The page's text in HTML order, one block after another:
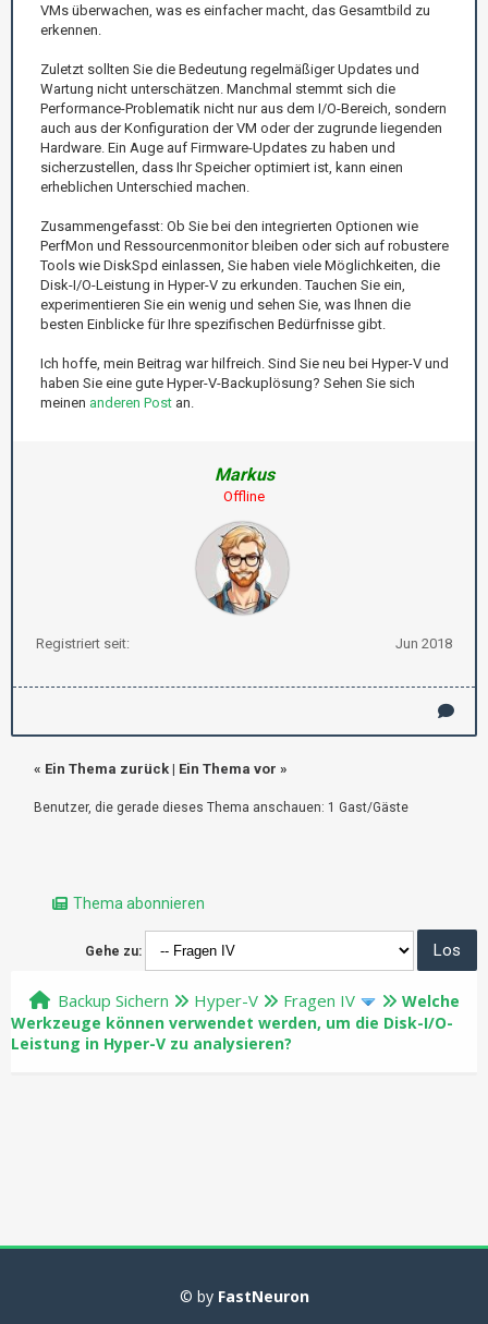
VMs überwachen, was es einfacher macht, das Gesamtbild zu
erkennen.
Zuletzt sollten Sie die Bedeutung regelmäßiger Updates und
Wartung nicht unterschätzen. Manchmal stemmt sich die
Performance-Problematik nicht nur aus dem I/O-Bereich, sondern
auch aus der Konfiguration der VM oder der zugrunde liegenden
Hardware. Ein Auge auf Firmware-Updates zu haben und
sicherzustellen, dass Ihr Speicher optimiert ist, kann einen
erheblichen Unterschied machen.
Zusammengefasst: Ob Sie bei den integrierten Optionen wie
PerfMon und Ressourcenmonitor bleiben oder sich auf robustere
Tools wie DiskSpd einlassen, Sie haben viele Möglichkeiten, die
Disk-I/O-Leistung in Hyper-V zu erkunden. Tauchen Sie ein,
experimentieren Sie ein wenig und sehen Sie, was Ihnen die
besten Einblicke für Ihre spezifischen Bedürfnisse gibt.
Ich hoffe, mein Beitrag war hilfreich. Sind Sie neu bei Hyper-V und
haben Sie eine gute Hyper-V-Backuplösung? Sehen Sie sich
meinen anderen Post an.
Markus
Offline
Registriert seit: Jun 2018
« Ein Thema zurück | Ein Thema vor »
Benutzer, die gerade dieses Thema anschauen: 1 Gast/Gäste
Thema abonnieren
Gehe zu:
Backup Sichern Hyper-V Fragen IV
Welche
Werkzeuge können verwendet werden, um die Disk-I/O-
Leistung in Hyper-V zu analysieren?
© by FastNeuron